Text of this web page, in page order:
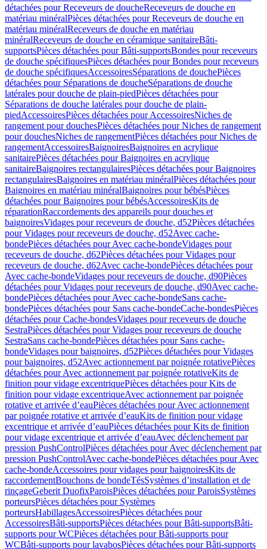
détachées pour Receveurs de doucheReceveurs de douche en
matériau minéralPièces détachées pour Receveurs de douche en
matériau minéralReceveurs de douche en matériau
minéralReceveurs de douche en céramique sanitaireBâti-
supportsPièces détachées pour Bâti-supportsBondes pour receveurs
de douche spécifiquesPièces détachées pour Bondes pour receveurs
de douche spécifiquesAccessoiresSéparations de douchePièces
détachées pour Séparations de doucheSéparations de douche
latérales pour douche de plain-piedPièces détachées pour
Séparations de douche latérales pour douche de plain-
piedAccessoiresPièces détachées pour AccessoiresNiches de
rangement pour douchesPièces détachées pour Niches de rangement
pour douchesNiches de rangementPièces détachées pour Niches de
rangementAccessoiresBaignoiresBaignoires en acrylique
sanitairePièces détachées pour Baignoires en acrylique
sanitaireBaignoires rectangulairesPièces détachées pour Baignoires
rectangulairesBaignoires en matériau minéralPièces détachées pour
Baignoires en matériau minéralBaignoires pour bébésPièces
détachées pour Baignoires pour bébésAccessoiresKits de
réparationRaccordements des appareils pour douches et
baignoiresVidages pour receveurs de douche, d52Pièces détachées
pour Vidages pour receveurs de douche, d52Avec cache-
bondePièces détachées pour Avec cache-bondeVidages pour
receveurs de douche, d62Pièces détachées pour Vidages pour
receveurs de douche, d62Avec cache-bondePièces détachées pour
Avec cache-bondeVidages pour receveurs de douche, d90Pièces
détachées pour Vidages pour receveurs de douche, d90Avec cache-
bondePièces détachées pour Avec cache-bondeSans cache-
bondePièces détachées pour Sans cache-bondeCache-bondesPièces
détachées pour Cache-bondesVidages pour receveurs de douche
SestraPièces détachées pour Vidages pour receveurs de douche
SestraSans cache-bondePièces détachées pour Sans cache-
bondeVidages pour baignoires, d52Pièces détachées pour Vidages
pour baignoires, d52Avec actionnement par poignée rotativePièces
détachées pour Avec actionnement par poignée rotativeKits de
finition pour vidage excentriquePièces détachées pour Kits de
finition pour vidage excentriqueAvec actionnement par poignée
rotative et arrivée d’eauPièces détachées pour Avec actionnement
par poignée rotative et arrivée d’eauKits de finition pour vidage
excentrique et arrivée d’eauPièces détachées pour Kits de finition
pour vidage excentrique et arrivée d’eauAvec déclenchement par
pression PushControlPièces détachées pour Avec déclenchement par
pression PushControlAvec cache-bondePièces détachées pour Avec
cache-bondeAccessoires pour vidages pour baignoiresKits de
raccordementBouchons de bondeTésSystèmes d’installation et de
rinçageGeberit DuofixParoisPièces détachées pour ParoisSystèmes
porteursPièces détachées pour Systèmes
porteursHabillagesAccessoiresPièces détachées pour
AccessoiresBâti-supportsPièces détachées pour Bâti-supportsBâti-
supports pour WCPièces détachées pour Bâti-supports pour
WCBâti-supports pour lavabosPièces détachées pour Bâti-supports